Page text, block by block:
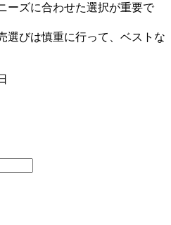
ーズに合わせた選択が重要で
選びは慎重に行って、ベストな